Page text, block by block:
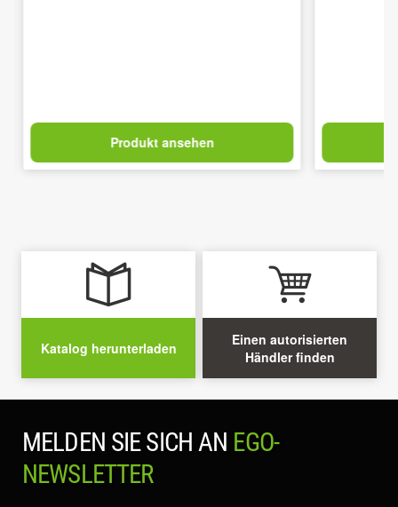
Produkt ansehen
Katalog herunterladen
Einen autorisierten
Händler finden
MELDEN SIE SICH AN EGO-
NEWSLETTER